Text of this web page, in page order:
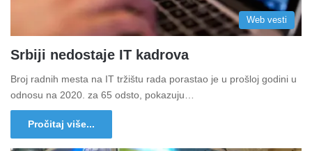
Web vesti
Srbiji nedostaje IT kadrova
Broj radnih mesta na IT tržištu rada porastao je u prošloj godini u
odnosu na 2020. za 65 odsto, pokazuju…
Pročitaj više...